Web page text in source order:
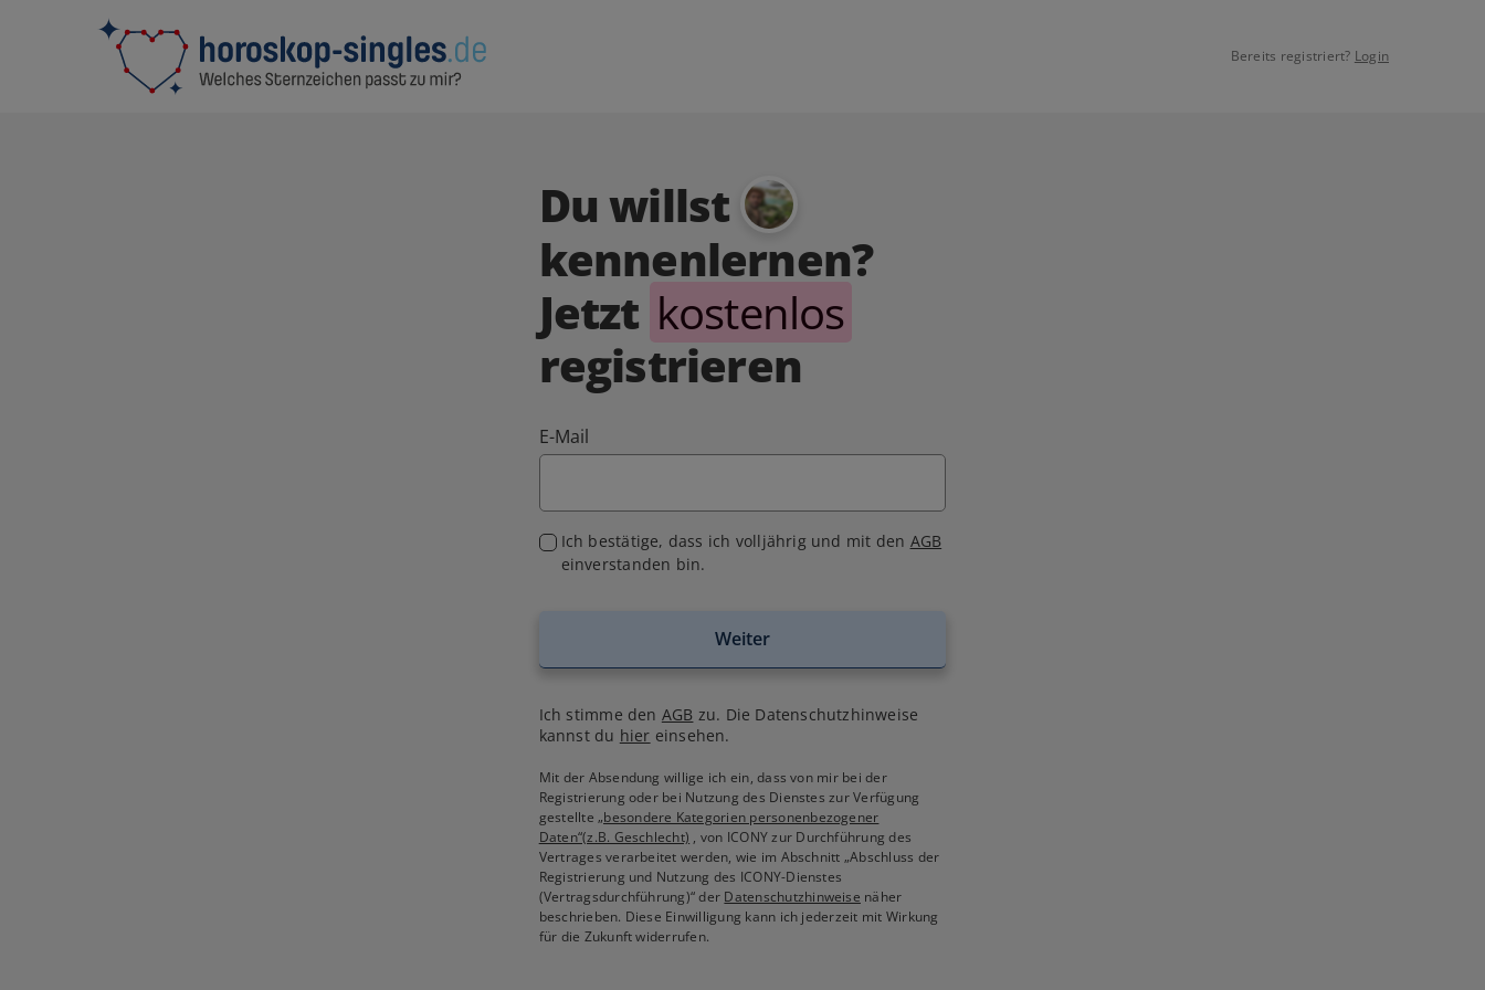
Bereits registriert? Login
Du willst
kennenlernen?
Jetzt kostenlos
registrieren
E-Mail
Ich bestätige, dass ich volljährig und mit den AGB
einverstanden bin.
Weiter
Ich stimme den AGB zu. Die Datenschutzhinweise
kannst du hier einsehen.
Mit der Absendung willige ich ein, dass von mir bei der
Registrierung oder bei Nutzung des Dienstes zur Verfügung
gestellte„besondere Kategorien personenbezogener
Daten“(z.B. Geschlecht) , von ICONY zur Durchführung des
Vertrages verarbeitet werden, wie im Abschnitt „Abschluss der
Registrierung und Nutzung des ICONY-Dienstes
(Vertragsdurchführung)“ der Datenschutzhinweise näher
beschrieben. Diese Einwilligung kann ich jederzeit mit Wirkung
für die Zukunft widerrufen.